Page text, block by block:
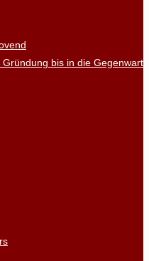
bis in die Gegenwart